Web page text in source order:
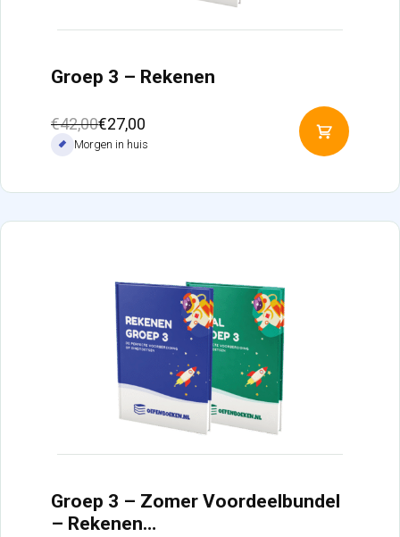
Groep 3 – Rekenen
€42,00
Oorspronkelijke
prijs
€27,00
Huidige
prijsMorgen in huis
aan
Groep 3 – Zomer Voordeelbundel
– Rekenen…